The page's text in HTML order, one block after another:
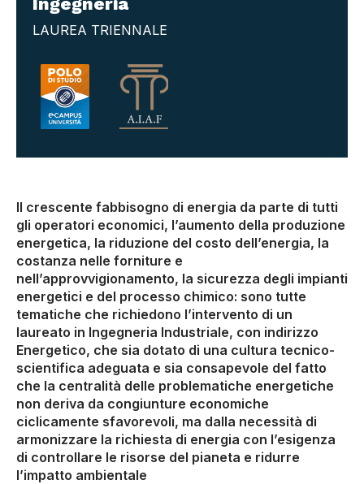
LAUREA TRIENNALE
Il crescente fabbisogno di energia da parte di tutti
gli operatori economici, l’aumento della produzione
energetica, la riduzione del costo dell’energia, la
costanza nelle forniture e
nell’approvvigionamento, la sicurezza degli impianti
energetici e del processo chimico: sono tutte
tematiche che richiedono l’intervento di un
laureato in Ingegneria Industriale, con indirizzo
Energetico, che sia dotato di una cultura tecnico-
scientifica adeguata e sia consapevole del fatto
che la centralità delle problematiche energetiche
non deriva da congiunture economiche
ciclicamente sfavorevoli, ma dalla necessità di
armonizzare la richiesta di energia con l’esigenza
di controllare le risorse del pianeta e ridurre
l’impatto ambientale